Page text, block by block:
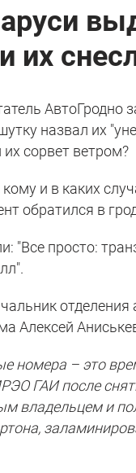
их
назвал их
их сорвет ветром?
и в каких
обратился в
"Все просто:
Алексей
номера – это
ГАИ после
владельцем и